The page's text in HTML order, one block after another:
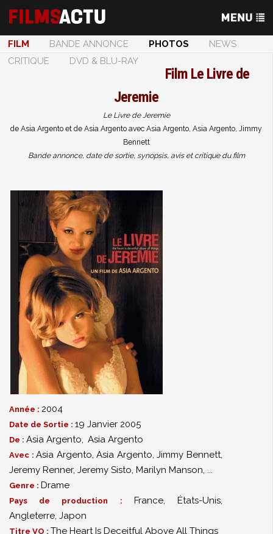
FILM BANDE ANNONCE PHOTOS
NEWS
CRITIQUE
DVD & BLU-RAY
Film Le Livre de
Jeremie
Le Livre de Jeremie
de Asia Argento et de Asia Argento avec Asia Argento, Asia Argento, Jimmy
Bennett
Bande annonce, date de sortie, synopsis, avis et critique du film
Année : 2004
Date de Sortie : 19 Janvier 2005
De : Asia Argento, Asia Argento
Avec :Asia Argento,Asia Argento,Jimmy Bennett,
Jeremy Renner, Jeremy Sisto, Marilyn Manson, ...
Genre : Drame
Pays de production : France, États-Unis,
Angleterre, Japon
Titre VO : The Heart Is Deceitful Above All Things